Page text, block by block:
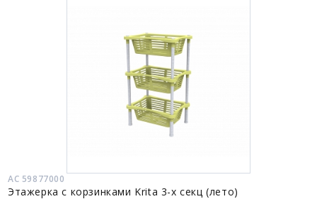
АС 59877000
Этажерка с корзинками Krita 3-х секц (лето)